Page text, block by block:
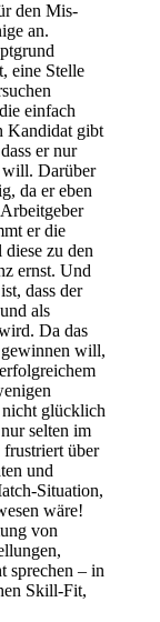
den Mis-
an.
eine Stelle
einfach
Kandidat gibt
er nur
will. Darüber
da er eben
er die
zu den
ernst. Und
dass der
als
Da das
will,
nicht glücklich
selten im
frustriert über
und
Situation,
wäre!
von
sprechen – in
Skill-Fit,